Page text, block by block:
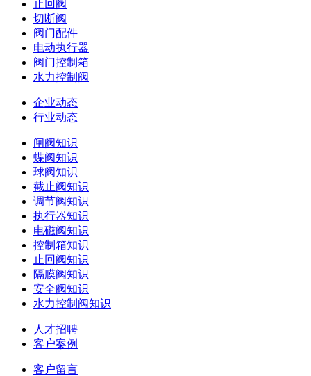
止回阀
切断阀
阀门配件
电动执行器
阀门控制箱
水力控制阀
企业动态
行业动态
闸阀知识
蝶阀知识
球阀知识
截止阀知识
调节阀知识
执行器知识
电磁阀知识
控制箱知识
止回阀知识
隔膜阀知识
安全阀知识
水力控制阀知识
人才招聘
客户案例
客户留言